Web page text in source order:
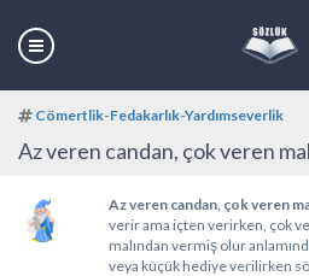
Cömertlik-Fedakarlık-Yardımseverlik
Az veren candan, çok veren
Az veren candan, çok veren
verir ama içten verirken, çok
malından vermiş olur
veya küçük hediye verilirken